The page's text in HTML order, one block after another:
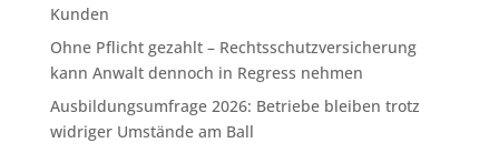
Kunden
Ohne Pflicht gezahlt – Rechtsschutzversicherung
kann Anwalt dennoch in Regress nehmen
Ausbildungsumfrage 2026: Betriebe bleiben trotz
widriger Umstände am Ball